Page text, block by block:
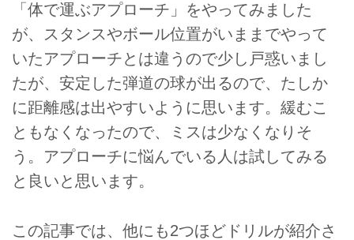
「体で運ぶアプローチ」をやってみました
が、スタンスやボール位置がいままでやって
いたアプローチとは違うので少し戸惑いまし
たが、安定した弾道の球が出るので、たしか
に距離感は出やすいように思います。緩むこ
ともなくなったので、ミスは少なくなりそ
う。アプローチに悩んでいる人は試してみる
と良いと思います。
この記事では、他にも2つほどドリルが紹介さ